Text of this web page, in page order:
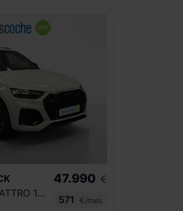
BLACK LINE TDI QUATTRO 150KW (204CV) S T
47.990 €
571
€/mes